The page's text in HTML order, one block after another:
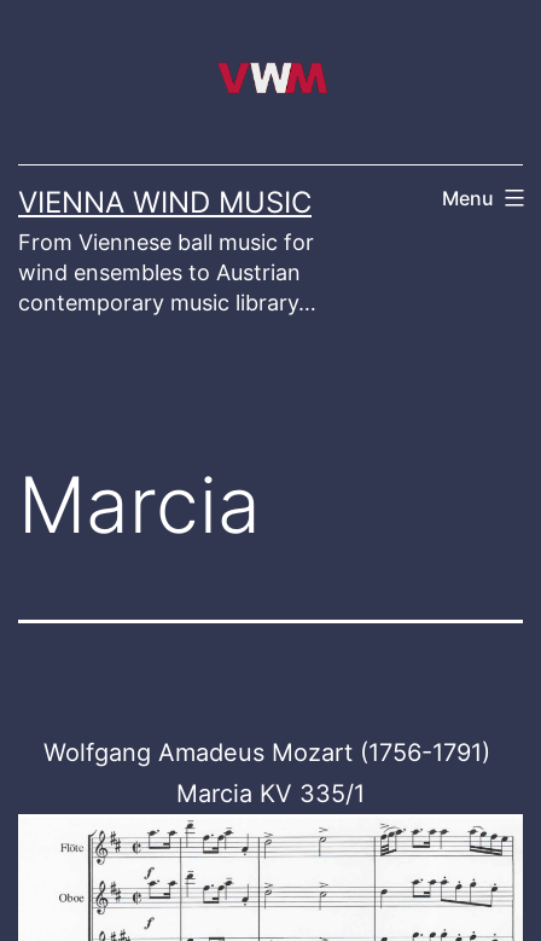
VIENNA WIND MUSIC
From Viennese ball music for
wind ensembles to Austrian
contemporary music library…
Menu
Marcia
Wolfgang Amadeus Mozart (1756-1791)
Marcia KV 335/1